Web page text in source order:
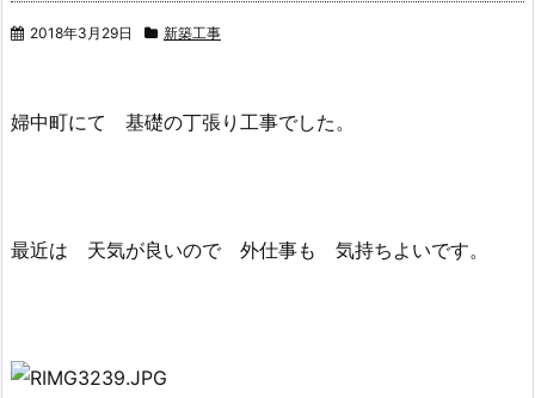
2018年3月29日 新築工事
婦中町にて 基礎の丁張り工事でした。
最近は 天気が良いので 外仕事も 気持ちよいです。